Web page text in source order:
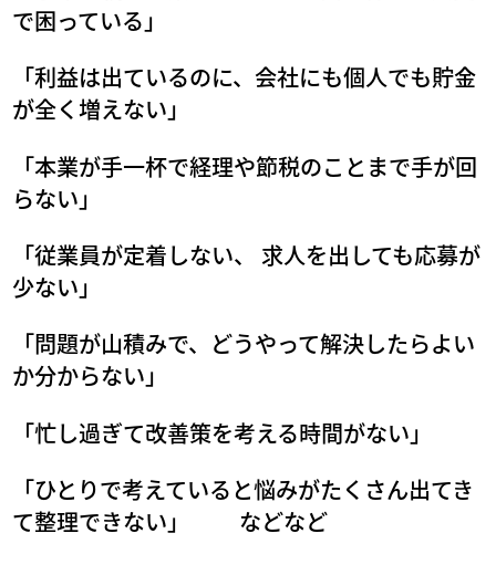
で困っている」
「利益は出ているのに、会社にも個人でも貯金
が全く増えない」
「本業が手一杯で経理や節税のことまで手が回
らない」
「従業員が定着しない、 求人を出しても応募が
少ない」
「問題が山積みで、どうやって解決したらよい
か分からない」
「忙し過ぎて改善策を考える時間がない」
「ひとりで考えていると悩みがたくさん出てき
て整理できない」 などなど